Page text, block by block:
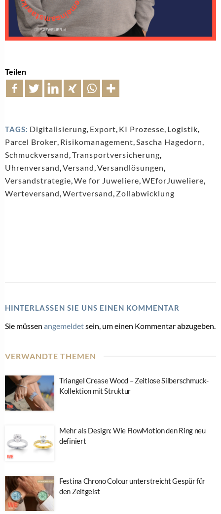
Teilen
TAGS: Digitalisierung, Export, KI Prozesse, Logistik,
Parcel Broker, Risikomanagement,Sascha Hagedorn,
Schmuckversand,Transportversicherung,
Uhrenversand,Versand,Versandlösungen,
Versandstrategie,We for Juweliere,WEforJuweliere,
Werteversand,Wertversand, Zollabwicklung
HINTERLASSEN SIE UNS EINEN KOMMENTAR
Sie müssen angemeldetsein, um einen Kommentar abzugeben.
VERWANDTE THEMEN
Triangel Crease Wood – Zeitlose Silberschmuck-
Kollektion mit Struktur
Mehr als Design: Wie FlowMotion den Ring neu
definiert
Festina Chrono Colour unterstreicht Gespür für
den Zeitgeist